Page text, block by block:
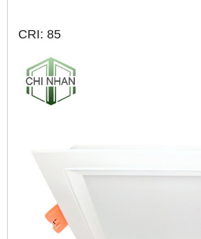
CRI: 85